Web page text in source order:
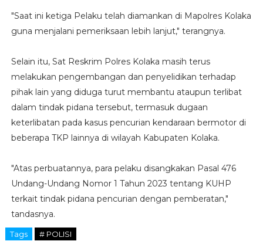
"Saat ini ketiga Pelaku telah diamankan di Mapolres Kolaka
guna menjalani pemeriksaan lebih lanjut," terangnya.
Selain itu, Sat Reskrim Polres Kolaka masih terus
melakukan pengembangan dan penyelidikan terhadap
pihak lain yang diduga turut membantu ataupun terlibat
dalam tindak pidana tersebut, termasuk dugaan
keterlibatan pada kasus pencurian kendaraan bermotor di
beberapa TKP lainnya di wilayah Kabupaten Kolaka.
"Atas perbuatannya, para pelaku disangkakan Pasal 476
Undang-Undang Nomor 1 Tahun 2023 tentang KUHP
terkait tindak pidana pencurian dengan pemberatan,"
tandasnya.
Tags # POLISI